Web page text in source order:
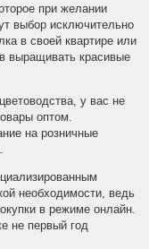
при желании
выбор исключительно
в своей квартире или
выращивать красивые
у вас не
оптом.
на розничные
необходимости, ведь
в режиме онлайн.
не первый год